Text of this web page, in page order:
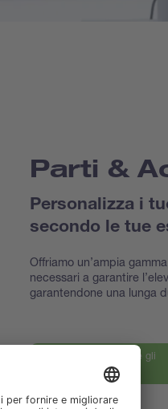
Parti &
Personalizza i
secondo le tue
Offriamo un’ampia
necessari a garantire
garantendone una lunga
Scopri le nostre parti e gli